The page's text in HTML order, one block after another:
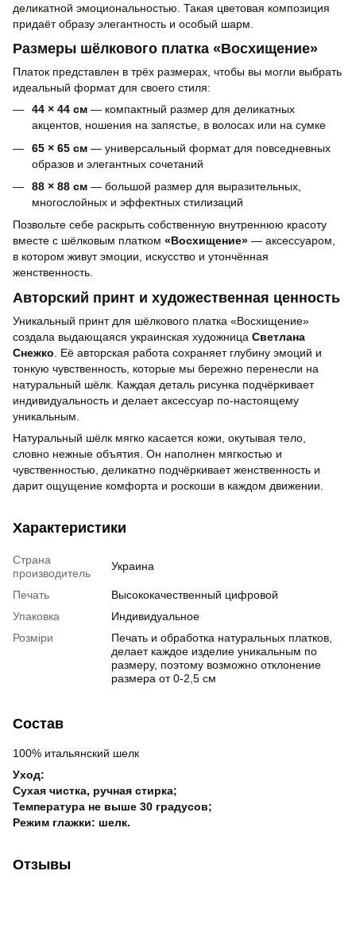
деликатной эмоциональностью. Такая цветовая композиция
придаёт образу элегантность и особый шарм.
Размеры шёлкового платка «Восхищение»
Платок представлен в трёх размерах, чтобы вы могли выбрать
идеальный формат для своего стиля:
44 × 44 см — компактный размер для деликатных
акцентов, ношения на запястье, в волосах или на сумке
65 × 65 см — универсальный формат для повседневных
образов и элегантных сочетаний
88 × 88 см — большой размер для выразительных,
многослойных и эффектных стилизаций
Позвольте себе раскрыть собственную внутреннюю красоту
вместе с шёлковым платком «Восхищение» — аксессуаром,
в котором живут эмоции, искусство и утончённая
женственность.
Авторский принт и художественная ценность
Уникальный принт для шёлкового платка «Восхищение»
создала выдающаяся украинская художница Светлана
Снежко . Её авторская работа сохраняет глубину эмоций и
тонкую чувственность, которые мы бережно перенесли на
натуральный шёлк. Каждая деталь рисунка подчёркивает
индивидуальность и делает аксессуар по-настоящему
уникальным.
Натуральный шёлк мягко касается кожи, окутывая тело,
словно нежные объятия. Он наполнен мягкостью и
чувственностью, деликатно подчёркивает женственность и
дарит ощущение комфорта и роскоши в каждом движении.
Характеристики
Страна
производитель
Украина
Печать
Высококачественный цифровой
Упаковка
Индивидуальное
Розміри
Печать и обработка натуральных платков,
делает каждое изделие уникальным по
размеру, поэтому возможно отклонение
размера от 0-2,5 см
Состав
100% итальянский шелк
Уход:
Сухая чистка, ручная стирка;
Температура не выше 30 градусов;
Режим глажки: шелк.
Отзывы